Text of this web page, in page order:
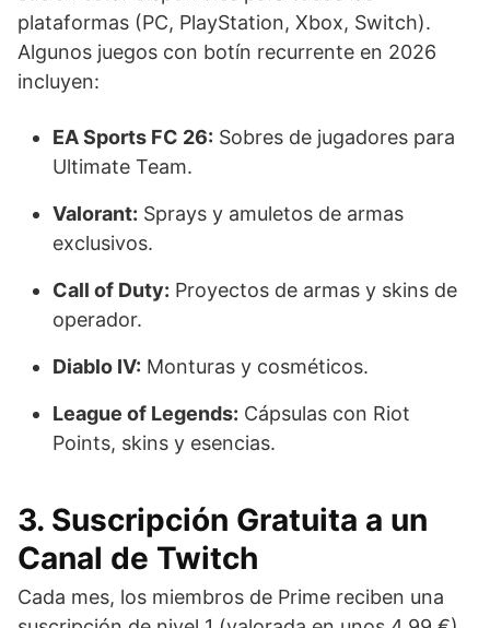
plataformas (PC, PlayStation, Xbox, Switch).
Algunos juegos con botín recurrente en 2026
incluyen:
EA Sports FC 26: Sobres de jugadores para
Ultimate Team.
Valorant: Sprays y amuletos de armas
exclusivos.
Call of Duty: Proyectos de armas y skins de
operador.
Diablo IV: Monturas y cosméticos.
League of Legends: Cápsulas con Riot
Points, skins y esencias.
3. Suscripción Gratuita a un
Canal de Twitch
Cada mes, los miembros de Prime reciben una